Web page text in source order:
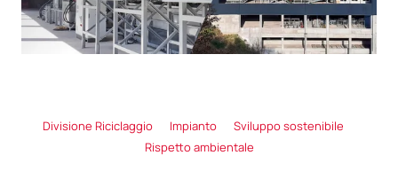
Divisione Riciclaggio Impianto
Sviluppo sostenibile
Rispetto ambientale